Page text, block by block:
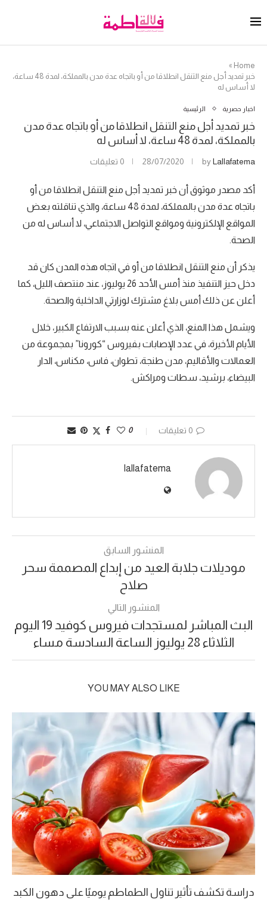
Home
»
خبر تمديد أجل منع التنقل انطلاقا من أو باتجاه عدة مدن بالمملكة، لمدة 48 ساعة،
لا أساس له
اخبار حصرية الرئيسية
خبر تمديد أجل منع التنقل انطلاقا من أو باتجاه عدة مدن
بالمملكة، لمدة 48 ساعة، لا أساس له
byLallafatema
28/07/2020 0 تعليقات
أكد مصدر موثوق أن خبر تمديد أجل منع التنقل انطلاقا من أو
باتجاه عدة مدن بالمملكة، لمدة 48 ساعة، والذي تناقلته بعض
المواقع الإلكترونية ومواقع التواصل الاجتماعي، لا أساس له من
الصحة.
يذكر أن منع التنقل انطلاقا من أو في اتجاه هذه المدن كان قد
دخل حيز التنفيذ منذ أمس الأحد 26 يوليوز، عند منتصف الليل، كما
أعلن عن ذلك أمس بلاغ مشترك لوزارتي الداخلية والصحة.
ويشمل هذا المنع، الذي أعلن عنه بسبب الارتفاع الكبير، خلال
الأيام الأخيرة، في عدد الإصابات بفيروس “كورونا” بمجموعة من
العمالات والأقاليم، مدن طنجة، تطوان، فاس، مكناس، الدار
البيضاء، برشيد، سطات ومراكش.
0 تعليقات 0
lallafatema
المنشور السابق
موديلات جلابة العيد من إبداع المصممة سحر
صلاح
المنشور التالي
البث المباشر لمستجدات فيروس كوفيد 19 اليوم
الثلاثاء 28 يوليوز الساعة السادسة مساء
YOU MAY ALSO LIKE
دراسة تكشف تأثير تناول الطماطم يوميًا على دهون الكبد